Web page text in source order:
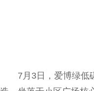
7月3日， 爱博绿低